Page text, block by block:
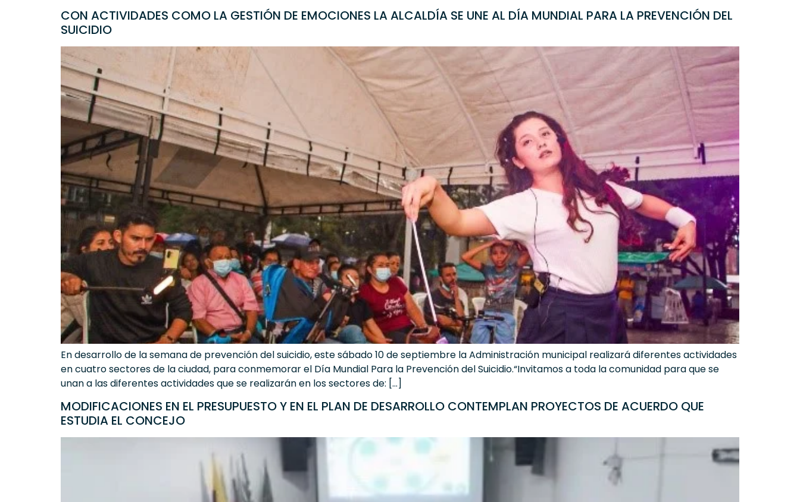
CON ACTIVIDADES COMO LA GESTIÓN DE EMOCIONES LA ALCALDÍA SE UNE AL DÍA MUNDIAL PARA LA PREVENCIÓN DEL
SUICIDIO
En desarrollo de la semana de prevención del suicidio, este sábado 10 de septiembre la Administración municipal realizará diferentes actividades
en cuatro sectores de la ciudad, para conmemorar el Día Mundial Para la Prevención del Suicidio.“Invitamos a toda la comunidad para que se
unan a las diferentes actividades que se realizarán en los sectores de: […]
MODIFICACIONES EN EL PRESUPUESTO Y EN EL PLAN DE DESARROLLO CONTEMPLAN PROYECTOS DE ACUERDO QUE
ESTUDIA EL CONCEJO